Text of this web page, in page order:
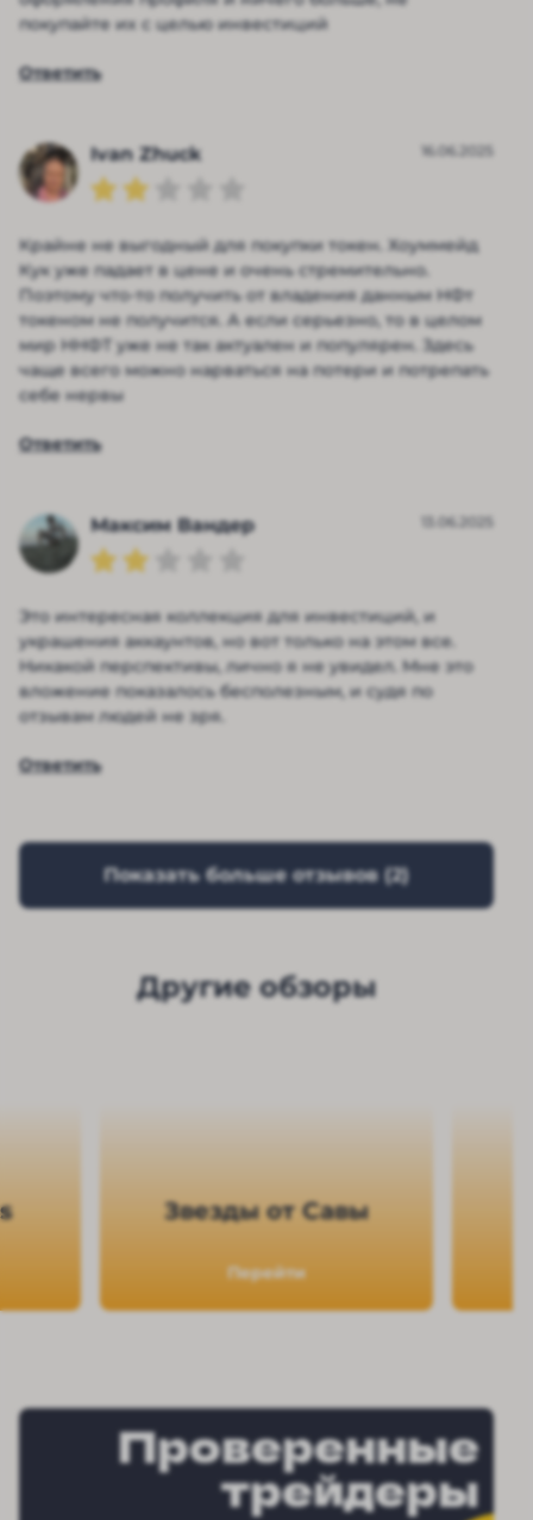
покупайте их с целью инвестиций
Ответить
Ivan Zhuck 16.06.2025
Крайне не выгодный для покупки токен. Хоуммейд
Кук уже падает в цене и очень стремительно.
Поэтому что-то получить от владения данным НФт
токеном не получится. А если серьезно, то в целом
мир ННФТ уже не так актуален и популярен. Здесь
чаще всего можно нарваться на потери и потрепать
себе нервы
Ответить
Максим Вандер 13.06.2025
Это интересная коллекция для инвестиций, и
украшения аккаунтов, но вот только на этом все.
Никакой перспективы, лично я не увидел. Мне это
вложение показалось бесполезным, и судя по
отзывам людей не зря.
Ответить
Показать больше отзывов (2)
Другие обзоры
Звезды от Савы
Перейти
Проверенные
трейдеры